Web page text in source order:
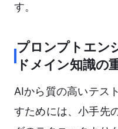
す。
プロンプトエン
ドメイン知識の
AIから質の高いテス
すためには、小手先